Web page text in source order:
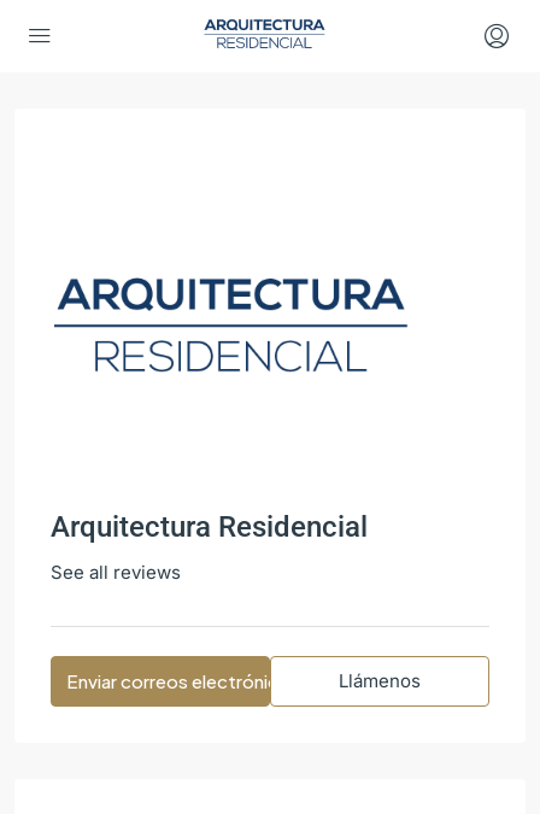
Arquitectura Residencial
See all reviews
Enviar correos electrónicos Llámenos